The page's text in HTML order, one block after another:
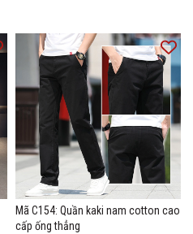
Mã C154: Quần kaki nam cotton cao
cấp ống thẳng